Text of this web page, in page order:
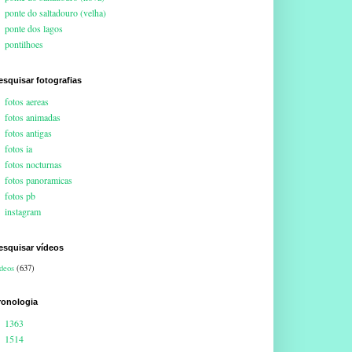
ponte do saltadouro (velha)
ponte dos lagos
pontilhoes
fotografias
fotos aereas
fotos animadas
fotos antigas
fotos ia
fotos nocturnas
fotos panoramicas
fotos pb
instagram
vídeos
(637)
1363
1514